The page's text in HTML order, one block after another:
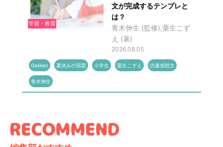
学習・教育
文が完成するテンプレと
は？
青木伸生 (監修),粟生こず
え (著)
2026.08.05
Gakken 夏休みの宿題 小学生 粟生こずえ 読書感想文
青木伸生